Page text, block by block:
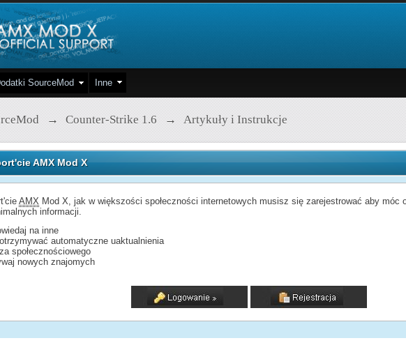
SourceMod Inne
→ Counter-Strike 1.6 → Artykuły i Instrukcje
AMX Mod X
AMX Mod X, jak w większości społeczności internetowych musisz się zarejestrować aby móc
informacji.
na inne
automatyczne uaktualnienia
społecznościowego
nowych znajomych